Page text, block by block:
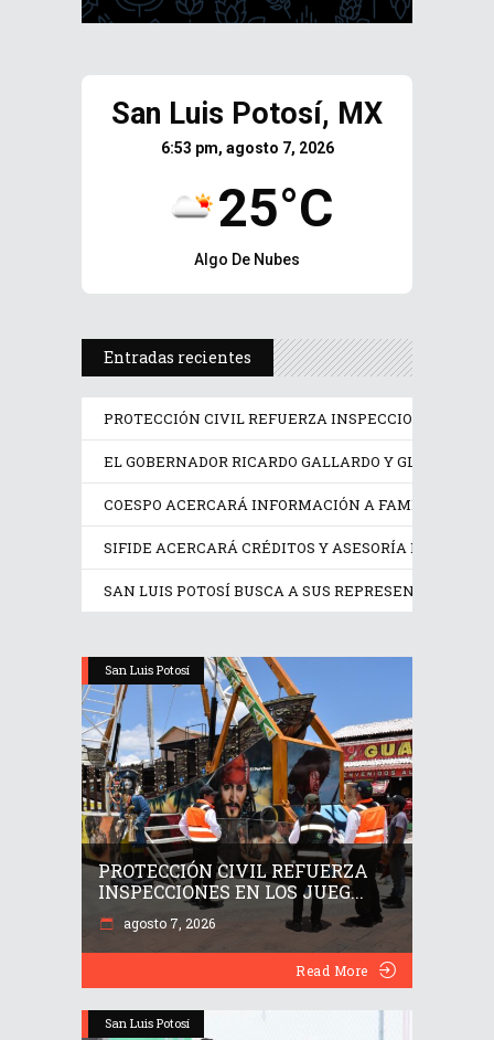
San Luis Potosí, MX
6:53 pm, agosto 7, 2026
25°C
Algo De Nubes
Entradas recientes
PROTECCIÓN CIVIL REFUERZA INSPECCIONES EN
EL GOBERNADOR RICARDO GALLARDO Y GLORIA
COESPO ACERCARÁ INFORMACIÓN A FAMILIAS
SIFIDE ACERCARÁ CRÉDITOS Y ASESORÍA DURANTE
SAN LUIS POTOSÍ BUSCA A SUS REPRESENTANTES
San Luis Potosí
PROTECCIÓN CIVIL REFUERZA
INSPECCIONES EN LOS JUEG...
agosto 7, 2026
Read More
San Luis Potosí